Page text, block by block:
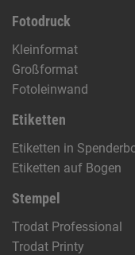
Fotodruck
Kleinformat
Großformat
Fotoleinwand
Etiketten
Etiketten in
Etiketten auf Bogen
Stempel
Trodat Professional
Trodat Printy